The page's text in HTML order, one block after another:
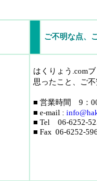
ご不明な点、
はくりょう.com
思ったこと、ご
■ 営業時間 9：
■ e-mail : info
■ Tel 06-6252-
■ Fax 06-6252-